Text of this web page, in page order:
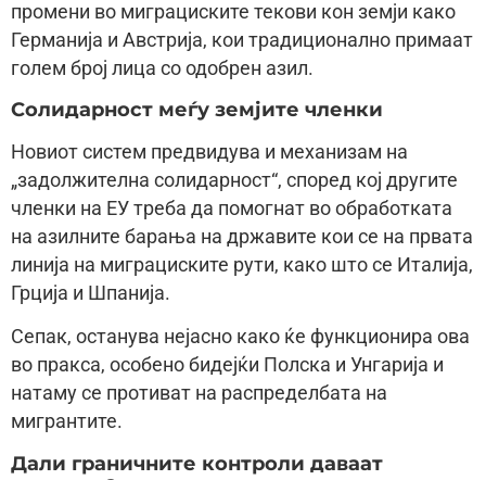
промени во миграциските текови кон земји како
Германија и Австрија, кои традиционално примаат
голем број лица со одобрен азил.
Солидарност меѓу земјите членки
Новиот систем предвидува и механизам на
„задолжителна солидарност“, според кој другите
членки на ЕУ треба да помогнат во обработката
на азилните барања на државите кои се на првата
линија на миграциските рути, како што се Италија,
Грција и Шпанија.
Сепак, останува нејасно како ќе функционира ова
во пракса, особено бидејќи Полска и Унгарија и
натаму се противат на распределбата на
мигрантите.
Дали граничните контроли даваат